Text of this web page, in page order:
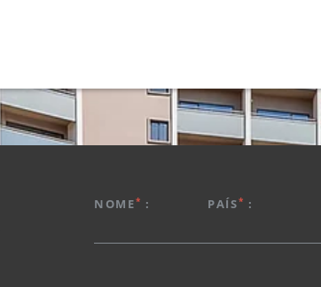
NOME* : PAÍS* :
SOBRE NÓS
HOTÉIS
DESTINOS